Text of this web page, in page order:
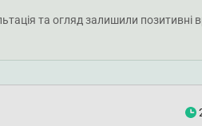
та огляд залишили позитивні